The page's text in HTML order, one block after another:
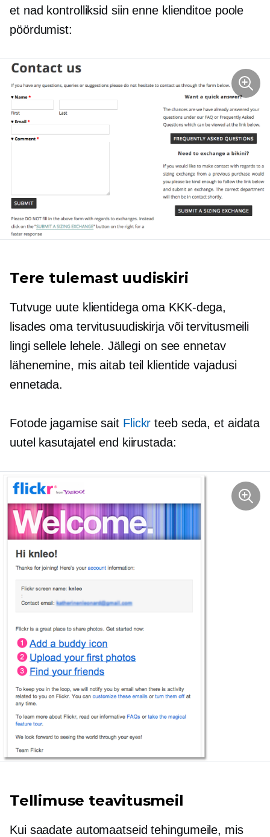
et nad kontrolliksid siin enne klienditoe poole
pöördumist:
Tere tulemast uudiskiri
Tutvuge uute klientidega oma KKK-dega,
lisades oma tervitusuudiskirja või tervitusmeili
lingi sellele lehele. Jällegi on see ennetav
lähenemine, mis aitab teil klientide vajadusi
ennetada.
Fotode jagamise sait Flickr teeb seda, et aidata
uutel kasutajatel end kiirustada:
Tellimuse teavitusmeil
Kui saadate automaatseid tehingumeile, mis